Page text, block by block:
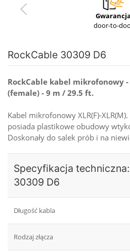
Gwarancja
door-to-
RockCable 30309 D6
RockCable kabel mikrofonowy -
(female) - 9 m / 29.5 ft.
Kabel mikrofonowy XLR(F)-
posiada plastikowe obudowy
Doskonały do salek prób i na
Specyfikacja
30309 D6
Długość kabla
Rodzaj złącza